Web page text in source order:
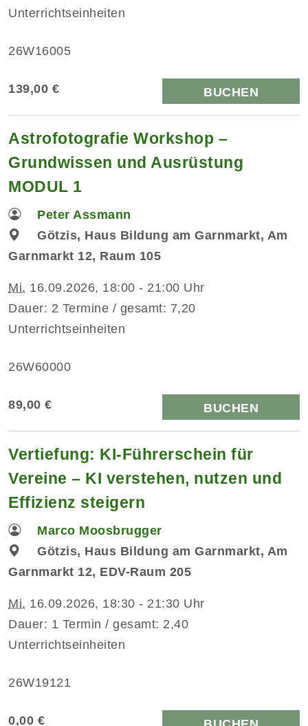
Unterrichtseinheiten
26W16005
139,00 € BUCHEN
Astrofotografie Workshop –
Grundwissen und Ausrüstung
MODUL 1
Peter Assmann
Götzis, Haus Bildung am Garnmarkt, Am
Garnmarkt 12, Raum 105
Mi. 16.09.2026, 18:00 - 21:00 Uhr
Dauer: 2 Termine / gesamt: 7,20
Unterrichtseinheiten
26W60000
89,00 € BUCHEN
Vertiefung: KI-Führerschein für
Vereine – KI verstehen, nutzen und
Effizienz steigern
Marco Moosbrugger
Götzis, Haus Bildung am Garnmarkt, Am
Garnmarkt 12, EDV-Raum 205
Mi. 16.09.2026, 18:30 - 21:30 Uhr
Dauer: 1 Termin / gesamt: 2,40
Unterrichtseinheiten
26W19121
0,00 €